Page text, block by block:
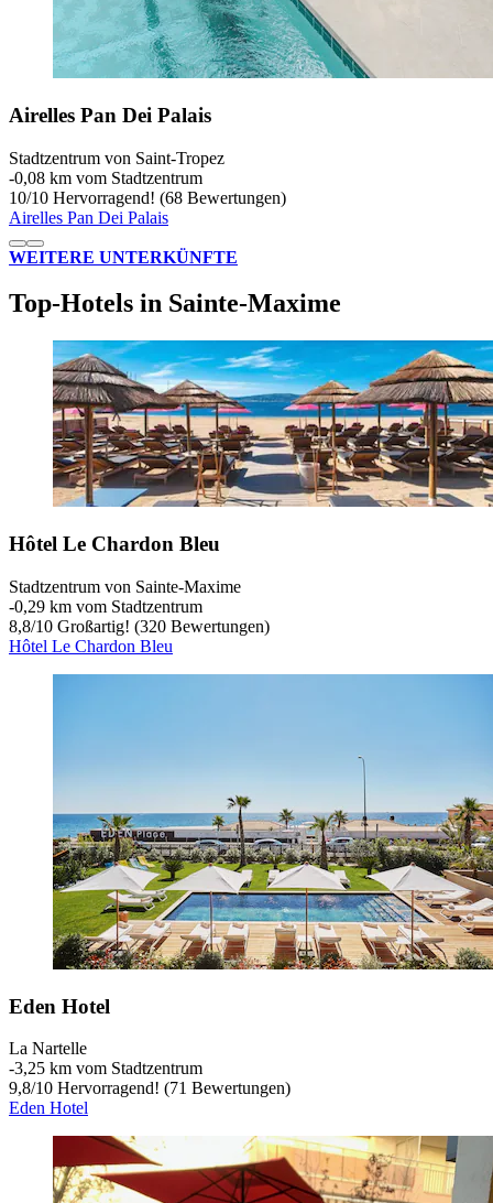
Airelles Pan Dei Palais
Stadtzentrum von Saint-Tropez
‐0,08 km vom Stadtzentrum
10/10 Hervorragend! (68 Bewertungen)
Airelles Pan Dei Palais
WEITERE UNTERKÜNFTE
Top-Hotels in Sainte-Maxime
Hôtel Le Chardon Bleu
Stadtzentrum von Sainte-Maxime
‐0,29 km vom Stadtzentrum
8,8/10 Großartig! (320 Bewertungen)
Hôtel Le Chardon Bleu
Eden Hotel
La Nartelle
‐3,25 km vom Stadtzentrum
9,8/10 Hervorragend! (71 Bewertungen)
Eden Hotel